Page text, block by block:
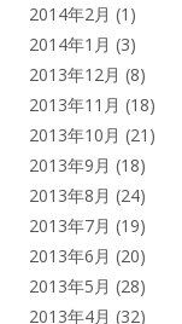
2014年2月 (1)
2014年1月 (3)
2013年12月 (8)
2013年11月 (18)
2013年10月 (21)
2013年9月 (18)
2013年8月 (24)
2013年7月 (19)
2013年6月 (20)
2013年5月 (28)
2013年4月 (32)